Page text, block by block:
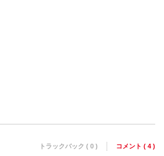
トラックバック ( 0 ) コメント ( 4 )